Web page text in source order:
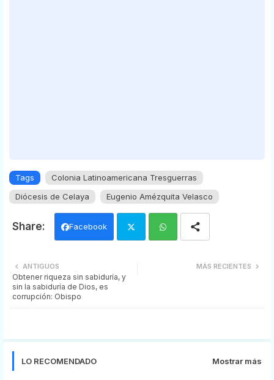
Tags
Colonia Latinoamericana Tresguerras
Diócesis de Celaya
Eugenio Amézquita Velasco
Facebook
tter
MÁS RECIENTES
ANTIGUOS
Obtener riqueza sin sabiduría, y
sin la sabiduría de Dios, es
corrupción: Obispo
LO RECOMENDADO Mostrar más